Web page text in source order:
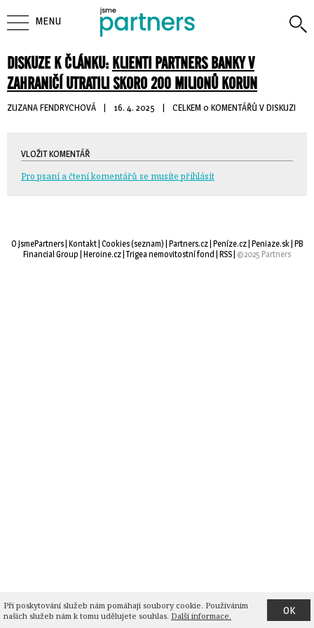
DISKUZE K ČLÁNKU: KLIENTI PARTNERS BANKY V
ZAHRANIČÍ UTRATILI SKORO 200 MILIONŮ KORUN
ZUZANA FENDRYCHOVÁ | 16. 4. 2025 | CELKEM 0 KOMENTÁŘŮ V DISKUZI
VLOŽIT KOMENTÁŘ
Pro psaní a čtení komentářů se musíte přihlásit
MENU
O JsmePartners| Kontakt| Cookies(seznam) | Partners.cz| Peníze.cz| Peniaze.sk| PB
Financial Group | Heroine.cz| Trigea nemovitostní fond | RSS| ©2025 Partners
Při poskytování služeb nám pomáhají soubory cookie. Používáním
našich služeb nám k tomu udělujete souhlas. Další informace. OK